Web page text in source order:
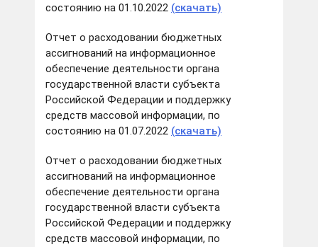
состоянию на 01.10.2022 (скачать)
Отчет о расходовании бюджетных
ассигнований на информационное
обеспечение деятельности органа
государственной власти субъекта
Российской Федерации и поддержку
средств массовой информации, по
состоянию на 01.07.2022 (скачать)
Отчет о расходовании бюджетных
ассигнований на информационное
обеспечение деятельности органа
государственной власти субъекта
Российской Федерации и поддержку
средств массовой информации, по